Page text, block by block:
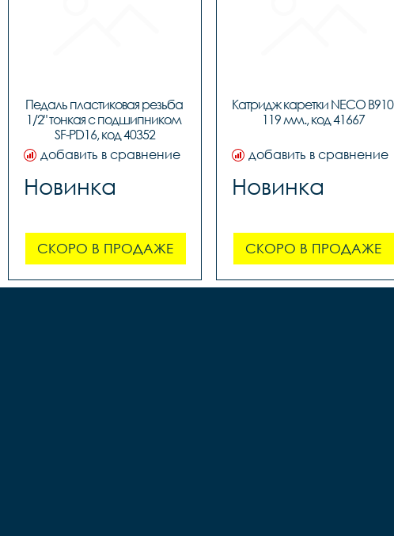
Педаль пластиковая резьба
1/2" тонкая c подшипником
SF-PD16, код 40352
добавить в сравнение
Новинка
СКОРО В ПРОДАЖЕ
Катридж каретки NECO B910
119 мм., код 41667
добавить в сравнение
Новинка
СКОРО В ПРОДАЖЕ